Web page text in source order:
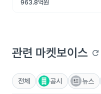
963.8억원
관련 마켓보이스 refresh
전체 공시 뉴스